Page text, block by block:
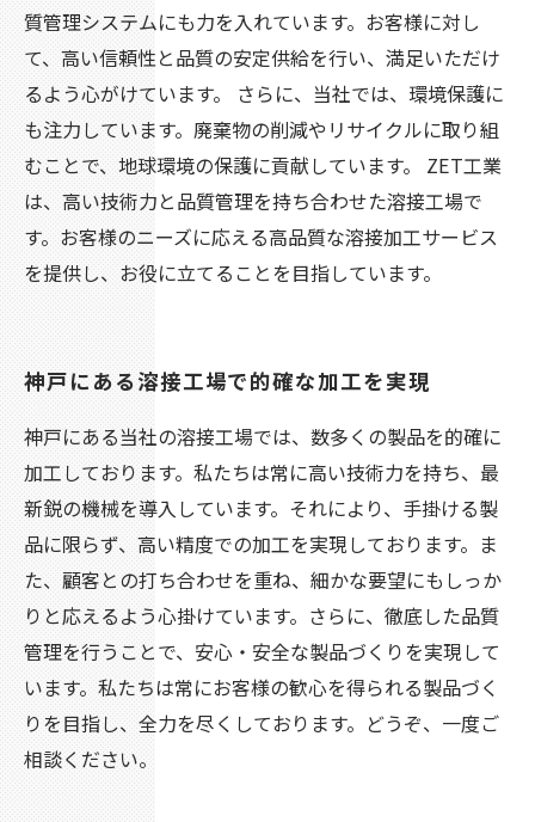
質管理システムにも力を入れています。お客様に対し
て、高い信頼性と品質の安定供給を行い、満足いただけ
るよう心がけています。 さらに、当社では、環境保護に
も注力しています。廃棄物の削減やリサイクルに取り組
むことで、地球環境の保護に貢献しています。 ZET工業
は、高い技術力と品質管理を持ち合わせた溶接工場で
す。お客様のニーズに応える高品質な溶接加工サービス
を提供し、お役に立てることを目指しています。
神戸にある溶接工場で的確な加工を実現
神戸にある当社の溶接工場では、数多くの製品を的確に
加工しております。私たちは常に高い技術力を持ち、最
新鋭の機械を導入しています。それにより、手掛ける製
品に限らず、高い精度での加工を実現しております。ま
た、顧客との打ち合わせを重ね、細かな要望にもしっか
りと応えるよう心掛けています。さらに、徹底した品質
管理を行うことで、安心・安全な製品づくりを実現して
います。私たちは常にお客様の歓心を得られる製品づく
りを目指し、全力を尽くしております。どうぞ、一度ご
相談ください。